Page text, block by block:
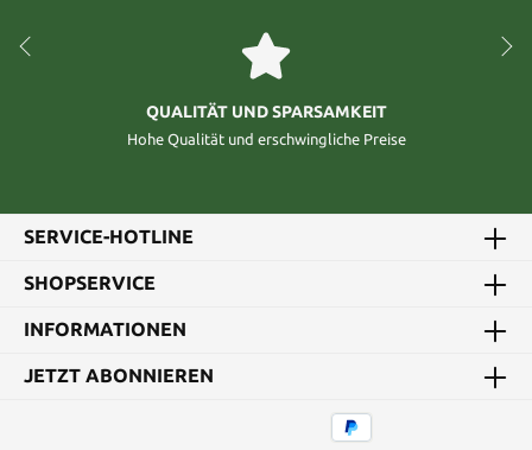
QUALITÄT UND SPARSAMKEIT
Hohe Qualität und erschwingliche Preise
SERVICE-HOTLINE
SHOPSERVICE
INFORMATIONEN
JETZT ABONNIEREN